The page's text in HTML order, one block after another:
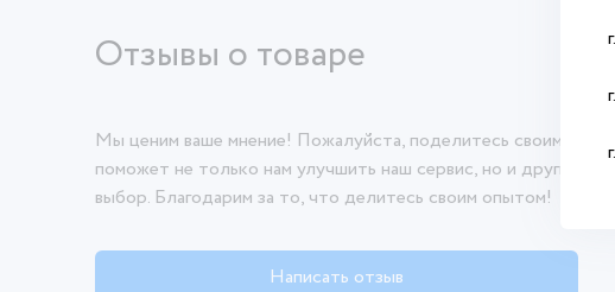
Отзывы о товаре
Мы ценим ваше мнение! Пожалуйста, поделитесь своими
поможет не только нам улучшить наш сервис, но и другим
выбор. Благодарим за то, что делитесь своим опытом!
Написать отзыв